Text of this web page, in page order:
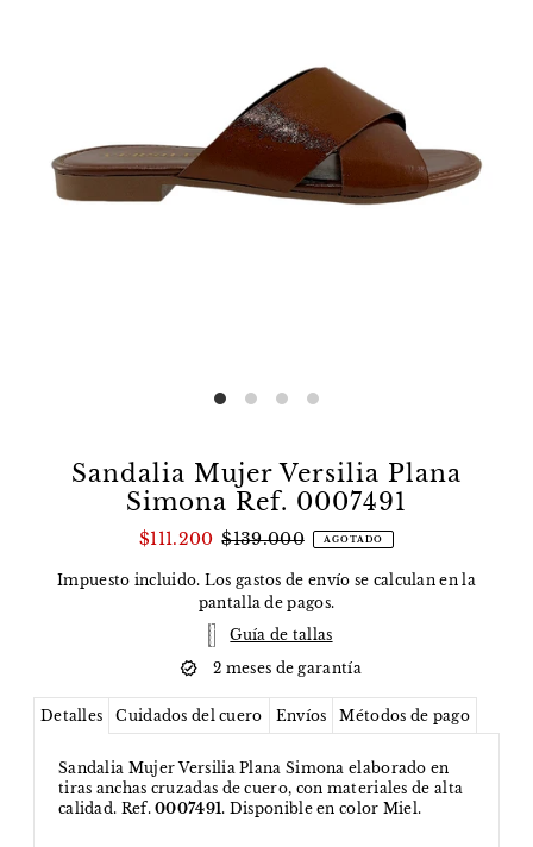
Sandalia Mujer Versilia Plana
Simona Ref. 0007491
$111.200 $139.000 AGOTADO
Impuesto incluido. Los gastos de envío se calculan en la
pantalla de pagos.
Guía de tallas
2 meses de garantía
Detalles Cuidados del cuero Envíos Métodos de pago
Sandalia Mujer Versilia Plana Simona elaborado en
tiras anchas cruzadas de cuero, con materiales de alta
calidad. Ref.0007491. Disponible en color Miel.